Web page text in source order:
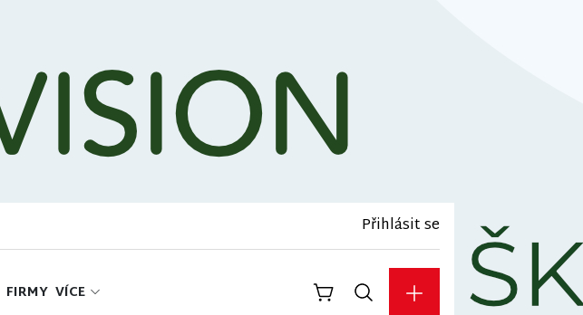
Přihlásit se
FIRMY VÍCE